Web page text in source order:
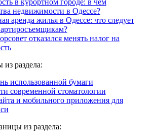
в курортном городе: в чем
недвижимости в Одессе?
аренда жилья в Одессе: что следует
отказался менять налог на
раздела:
использованной бумаги
современной стоматологии
и мобильного приложения для
из раздела: